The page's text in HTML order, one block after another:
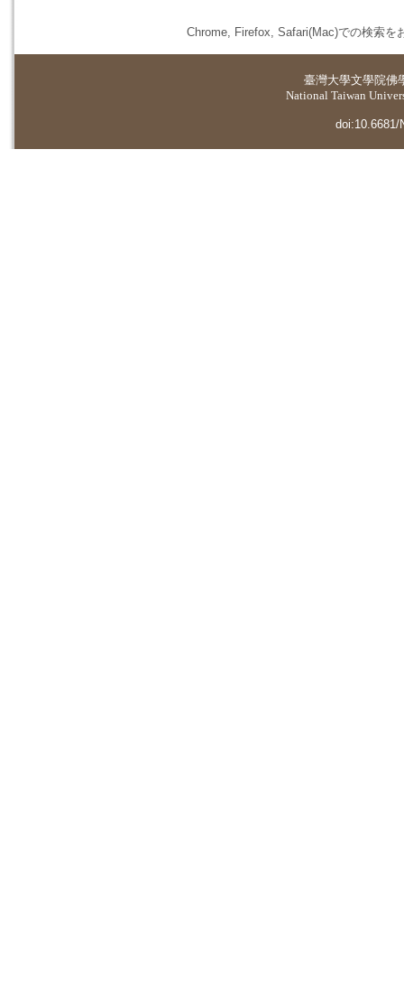
Chrome, Firefox, Safari(Mac)での検索を
臺灣大學文學院佛
National Taiwan
doi:10.6681/